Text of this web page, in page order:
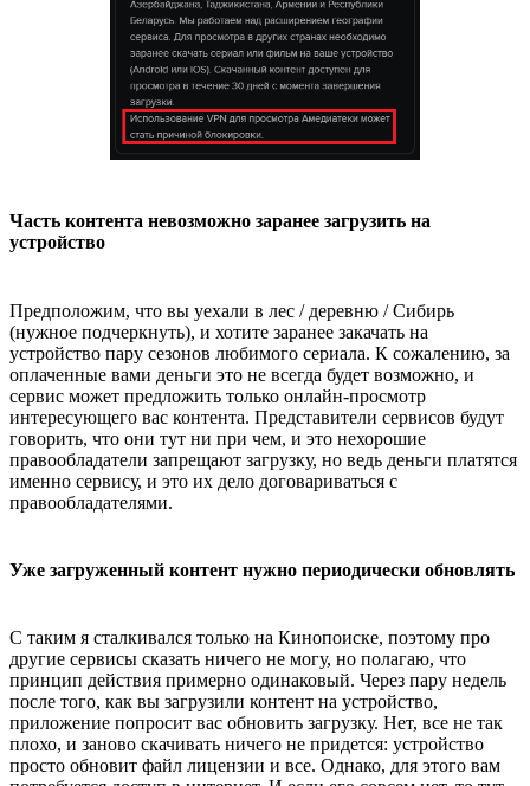
Часть контента невозможно заранее загрузить на
устройство
Предположим, что вы уехали в лес / деревню / Сибирь
(нужное подчеркнуть), и хотите заранее закачать на
устройство пару сезонов любимого сериала. К сожалению, за
оплаченные вами деньги это не всегда будет возможно, и
сервис может предложить только онлайн-просмотр
интересующего вас контента. Представители сервисов будут
говорить, что они тут ни при чем, и это нехорошие
правообладатели запрещают загрузку, но ведь деньги платятся
именно сервису, и это их дело договариваться с
правообладателями.
Уже загруженный контент нужно периодически обновлять
С таким я сталкивался только на Кинопоиске, поэтому про
другие сервисы сказать ничего не могу, но полагаю, что
принцип действия примерно одинаковый. Через пару недель
после того, как вы загрузили контент на устройство,
приложение попросит вас обновить загрузку. Нет, все не так
плохо, и заново скачивать ничего не придется: устройство
просто обновит файл лицензии и все. Однако, для этого вам